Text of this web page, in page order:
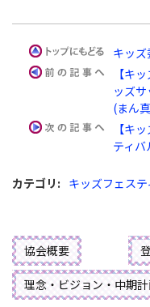
キッ
【キ
ッズ
(まん
【キ
ティ
カテゴリ : キッズフェス
協会概要
理念・ビジョン・中期